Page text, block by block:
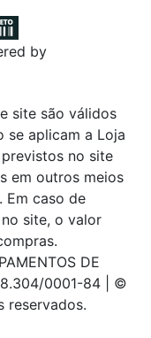
by
site são válidos
se aplicam a Loja
no site
em outros meios
Em caso de
site, o valor
DE
0001-84 | ©
reservados.